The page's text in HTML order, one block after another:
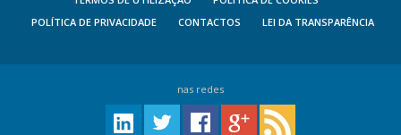
POLÍTICA DE PRIVACIDADE
CONTACTOS LEI DA TRANSPARÊNCIA
nas redes